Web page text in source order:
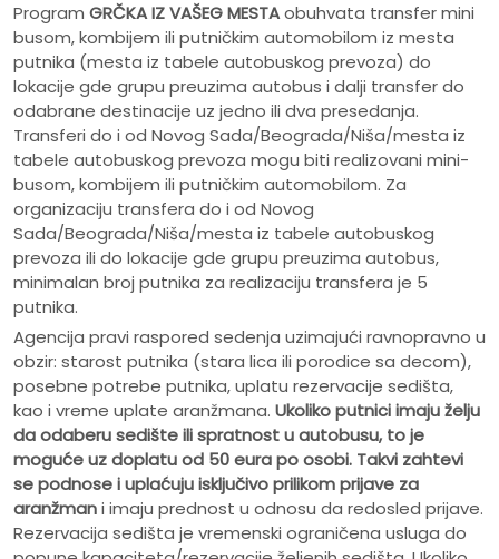
Program GRČKA IZ VAŠEG MESTAobuhvata transfer mini
busom, kombijem ili putničkim automobilom iz mesta
putnika (mesta iz tabele autobuskog prevoza) do
lokacije gde grupu preuzima autobus i dalji transfer do
odabrane destinacije uz jedno ili dva presedanja.
Transferi do i od Novog Sada/Beograda/Niša/mesta iz
tabele autobuskog prevoza mogu biti realizovani mini-
busom, kombijem ili putničkim automobilom. Za
organizaciju transfera do i od Novog
Sada/Beograda/Niša/mesta iz tabele autobuskog
prevoza ili do lokacije gde grupu preuzima autobus,
minimalan broj putnika za realizaciju transfera je 5
putnika.
Agencija pravi raspored sedenja uzimajući ravnopravno u
obzir: starost putnika (stara lica ili porodice sa decom),
posebne potrebe putnika, uplatu rezervacije sedišta,
kao i vreme uplate aranžmana. Ukoliko putnici imaju želju
da odaberu sedište ili spratnost u autobusu, to je
moguće uz doplatu od 50 eura po osobi. Takvi zahtevi
se podnose i uplaćuju isključivo prilikom prijave za
aranžmani imaju prednost u odnosu da redosled prijave.
Rezervacija sedišta je vremenski ograničena usluga do